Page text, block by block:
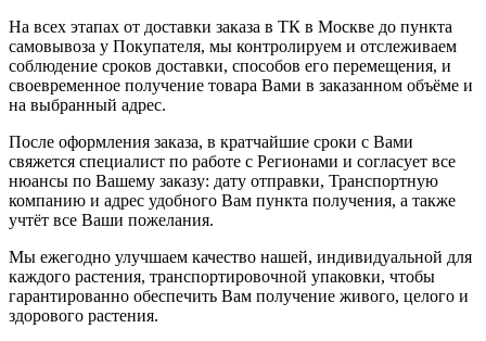
На всех этапах от доставки заказа в ТК в Москве до пункта
самовывоза у Покупателя, мы контролируем и отслеживаем
соблюдение сроков доставки, способов его перемещения, и
своевременное получение товара Вами в заказанном объёме и
на выбранный адрес.
После оформления заказа, в кратчайшие сроки с Вами
свяжется специалист по работе с Регионами и согласует все
нюансы по Вашему заказу: дату отправки, Транспортную
компанию и адрес удобного Вам пункта получения, а также
учтёт все Ваши пожелания.
Мы ежегодно улучшаем качество нашей, индивидуальной для
каждого растения, транспортировочной упаковки, чтобы
гарантированно обеспечить Вам получение живого, целого и
здорового растения.